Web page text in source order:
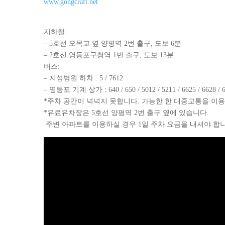
www.gongcraft.net
지하철:
– 5호선 오목교 옆 양평역 2번 출구, 도보 6분
– 2호선 영등포구청역 1번 출구, 도보 13분
버스:
– 지성병원 하차 : 5 / 7612
– 영등포 기계 상가 : 640 / 650 / 5012 / 5211 / 6625 / 6628 /
*주차 공간이 넉넉지 못합니다. 가능한 한 대중교통을 이용
*유료유차장은 5호선 양평역 2번 출구 옆에 있습니다. ​
주변 아파트를 이용하실 경우 1일 주차 요금을 내셔야 합